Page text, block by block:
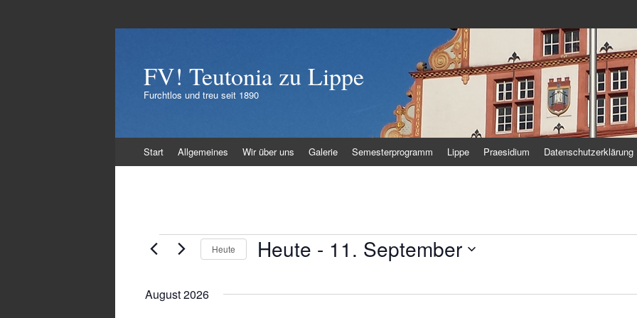
FV! Teutonia zu Lippe
Furchtlos und treu seit 1890
Inhalt
Start Allgemeines Wir über uns Galerie Semesterprogramm Lippe Praesidium Datenschutzerklärung
Veranstaltungen
Heute Heute - 11. September
August 2026